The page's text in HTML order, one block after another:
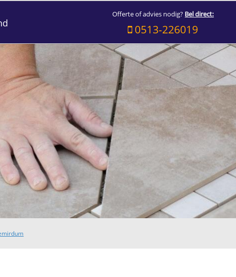
Offerte of advies nodig? Bel direct:
0513-226019